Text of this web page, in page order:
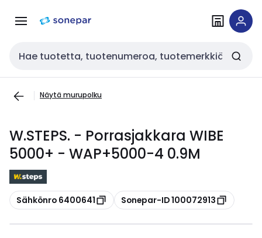
navigointiinsisältöön
Haku
Näytä murupolku
W.STEPS. - Porrasjakkara WIBE
5000+ - WAP+5000-4 0.9M
Kopioi
Sähkönro 6400641 Kopioi
Sonepar-ID 100072913